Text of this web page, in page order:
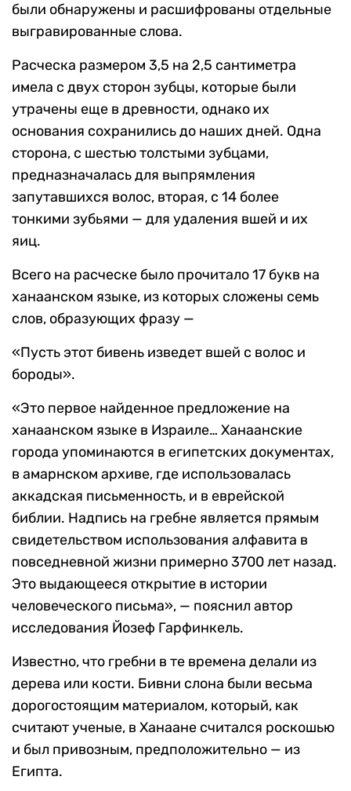
были обнаружены и расшифрованы отдельные
выгравированные слова.
Расческа размером 3,5 на 2,5 сантиметра
имела с двух сторон зубцы, которые были
утрачены еще в древности, однако их
основания сохранились до наших дней. Одна
сторона, с шестью толстыми зубцами,
предназначалась для выпрямления
запутавшихся волос, вторая, с 14 более
тонкими зубьями — для удаления вшей и их
яиц.
Всего на расческе было прочитало 17 букв на
ханаанском языке, из которых сложены семь
слов, образующих фразу —
«Пусть этот бивень изведет вшей с волос и
бороды».
«Это первое найденное предложение на
ханаанском языке в Израиле… Ханаанские
города упоминаются в египетских документах,
в амарнском архиве, где использовалась
аккадская письменность, и в еврейской
библии. Надпись на гребне является прямым
свидетельством использования алфавита в
повседневной жизни примерно 3700 лет назад.
Это выдающееся открытие в истории
человеческого письма», — пояснил автор
исследования Йозеф Гарфинкель.
Известно, что гребни в те времена делали из
дерева или кости. Бивни слона были весьма
дорогостоящим материалом, который, как
считают ученые, в Ханаане считался роскошью
и был привозным, предположительно — из
Египта.